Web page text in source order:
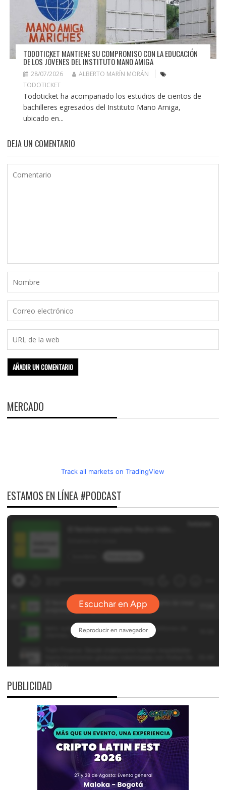
TODOTICKET MANTIENE SU COMPROMISO CON LA EDUCACIÓN
DE LOS JÓVENES DEL INSTITUTO MANO AMIGA
28/07/2026
ALBERTO MARÍN MORÁN
TODOTICKET
Todoticket ha acompañado los estudios de cientos de
bachilleres egresados del Instituto Mano Amiga,
ubicado en...
DEJA UN COMENTARIO
MERCADO
Track all markets on TradingView
ESTAMOS EN LÍNEA #PODCAST
PUBLICIDAD